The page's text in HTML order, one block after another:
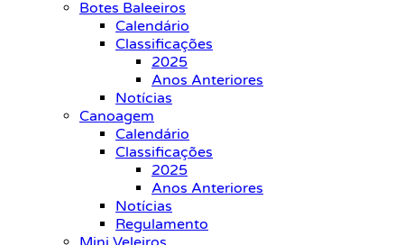
Botes Baleeiros
Calendário
Classificações
2025
Anos Anteriores
Notícias
Canoagem
Calendário
Classificações
2025
Anos Anteriores
Notícias
Regulamento